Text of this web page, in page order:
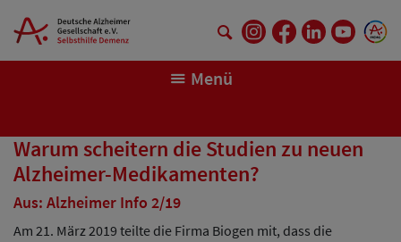
Menü
Warum scheitern die Studien zu neuen
Alzheimer-Medikamenten?
Aus: Alzheimer Info 2/19
Am 21. März 2019 teilte die Firma Biogen mit, dass die